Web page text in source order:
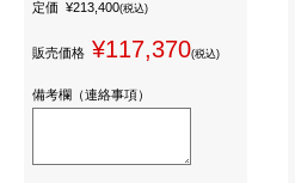
定価 ¥213,400(税込)
販売価格 ¥117,370(税込)
備考欄（連絡事項）